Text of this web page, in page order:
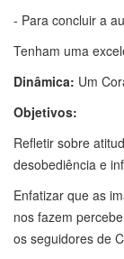
- Para concluir a
Tenham uma
Dinâmica: Um
Objetivos:
Refletir sobre
desobediência e
Enfatizar que as
nos fazem
os seguidores de